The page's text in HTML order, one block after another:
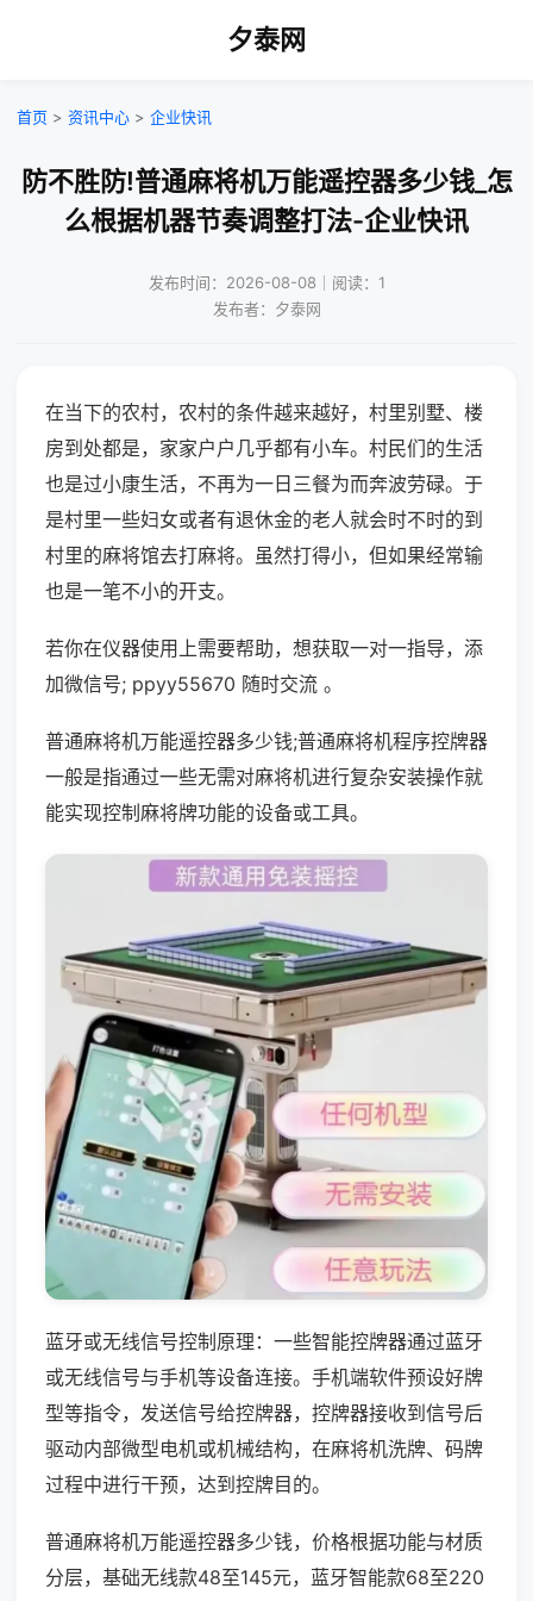
夕泰网
首页 > 资讯中心 > 企业快讯
防不胜防!普通麻将机万能遥控器多少钱_怎
么根据机器节奏调整打法-企业快讯
发布时间：2026-08-08｜阅读：1
发布者：夕泰网
在当下的农村，农村的条件越来越好，村里别墅、楼
房到处都是，家家户户几乎都有小车。村民们的生活
也是过小康生活，不再为一日三餐为而奔波劳碌。于
是村里一些妇女或者有退休金的老人就会时不时的到
村里的麻将馆去打麻将。虽然打得小，但如果经常输
也是一笔不小的开支。
若你在仪器使用上需要帮助，想获取一对一指导，添
加微信号; ppyy55670 随时交流 。
普通麻将机万能遥控器多少钱;普通麻将机程序控牌器
一般是指通过一些无需对麻将机进行复杂安装操作就
能实现控制麻将牌功能的设备或工具。
蓝牙或无线信号控制原理：一些智能控牌器通过蓝牙
或无线信号与手机等设备连接。手机端软件预设好牌
型等指令，发送信号给控牌器，控牌器接收到信号后
驱动内部微型电机或机械结构，在麻将机洗牌、码牌
过程中进行干预，达到控牌目的。
普通麻将机万能遥控器多少钱，价格根据功能与材质
分层，基础无线款48至145元，蓝牙智能款68至220